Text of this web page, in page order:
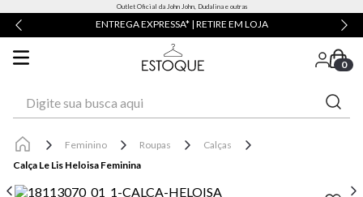
Outlet Oficial da John John, Dudalina e outras
ENTREGA EXPRESSA* | RETIRE EM LOJA
0
Feminino Roupas
Calças
Calça Le Lis Heloisa Feminina